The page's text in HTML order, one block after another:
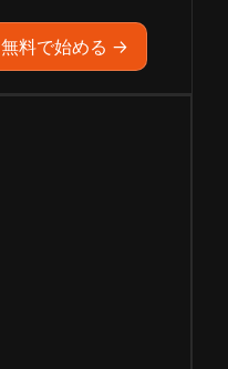
無料で始める →